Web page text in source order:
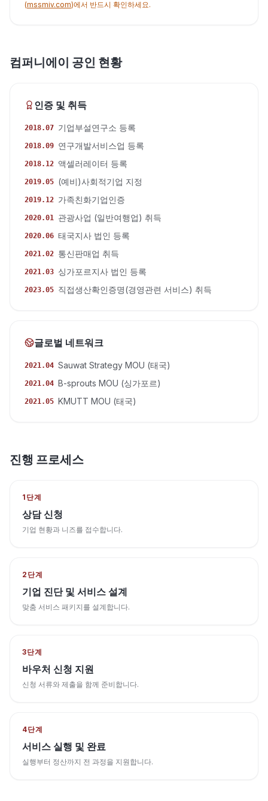
(mssmiv.com)에서 반드시 확인하세요.
컴퍼니에이 공인 현황
인증 및 취득
2018.07 기업부설연구소 등록
2018.09 연구개발서비스업 등록
2018.12 액셀러레이터 등록
2019.05 (예비)사회적기업 지정
2019.12 가족친화기업인증
2020.01 관광사업 (일반여행업) 취득
2020.06 태국지사 법인 등록
2021.02 통신판매업 취득
2021.03 싱가포르지사 법인 등록
2023.05 직접생산확인증명(경영관련 서비스) 취득
글로벌 네트워크
2021.04 Sauwat Strategy MOU (태국)
2021.04 B-sprouts MOU (싱가포르)
2021.05 KMUTT MOU (태국)
진행 프로세스
1단계
상담 신청
기업 현황과 니즈를 접수합니다.
2단계
기업 진단 및 서비스 설계
맞춤 서비스 패키지를 설계합니다.
3단계
바우처 신청 지원
신청 서류와 제출을 함께 준비합니다.
4단계
서비스 실행 및 완료
실행부터 정산까지 전 과정을 지원합니다.